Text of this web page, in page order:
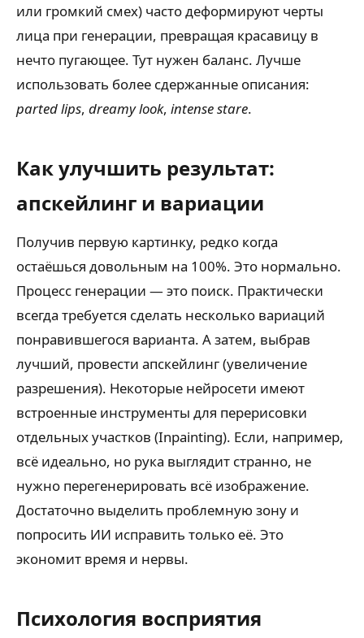
или громкий смех) часто деформируют черты
лица при генерации, превращая красавицу в
нечто пугающее. Тут нужен баланс. Лучше
использовать более сдержанные описания:
parted lips, dreamy look, intense stare.
Как улучшить результат:
апскейлинг и вариации
Получив первую картинку, редко когда
остаёшься довольным на 100%. Это нормально.
Процесс генерации — это поиск. Практически
всегда требуется сделать несколько вариаций
понравившегося варианта. А затем, выбрав
лучший, провести апскейлинг (увеличение
разрешения). Некоторые нейросети имеют
встроенные инструменты для перерисовки
отдельных участков (Inpainting). Если, например,
всё идеально, но рука выглядит странно, не
нужно перегенерировать всё изображение.
Достаточно выделить проблемную зону и
попросить ИИ исправить только её. Это
экономит время и нервы.
Психология восприятия